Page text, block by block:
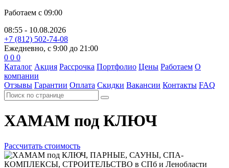
Работаем с 09:00
08:55 - 10.08.2026
+7 (812) 502-74-08
Ежедневно, с 9:00 до 21:00
0 0 0
Каталог Акция Рассрочка Портфолио Цены Работаем О
компании
Отзывы Гарантии Оплата Скидки Вакансии Контакты FAQ
ХАМАМ под КЛЮЧ
Рассчитать стоимость